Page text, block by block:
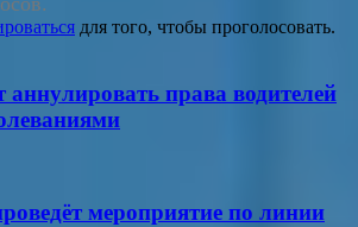
для того, чтобы проголосовать.
аннулировать права водителей
мероприятие по линии